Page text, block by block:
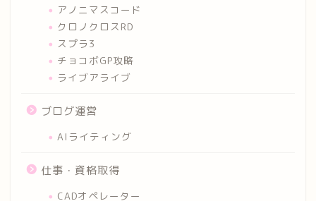
アノニマスコード
クロノクロスRD
スプラ3
チョコボGP攻略
ライブアライブ
ブログ運営
AIライティング
仕事・資格取得
CADオペレーター